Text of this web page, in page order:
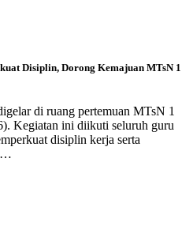
Disiplin, Dorong Kemajuan MTsN 1
di ruang pertemuan MTsN 1
Kegiatan ini diikuti seluruh guru
disiplin kerja serta